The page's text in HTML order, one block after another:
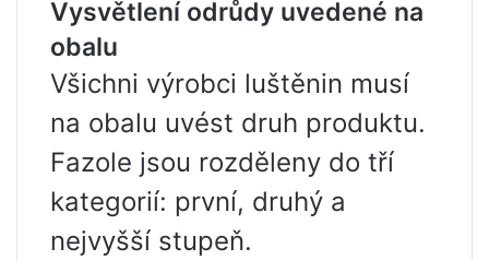
Vysvětlení odrůdy uvedené na
obalu
Všichni výrobci luštěnin musí
na obalu uvést druh produktu.
Fazole jsou rozděleny do tří
kategorií: první, druhý a
nejvyšší stupeň.